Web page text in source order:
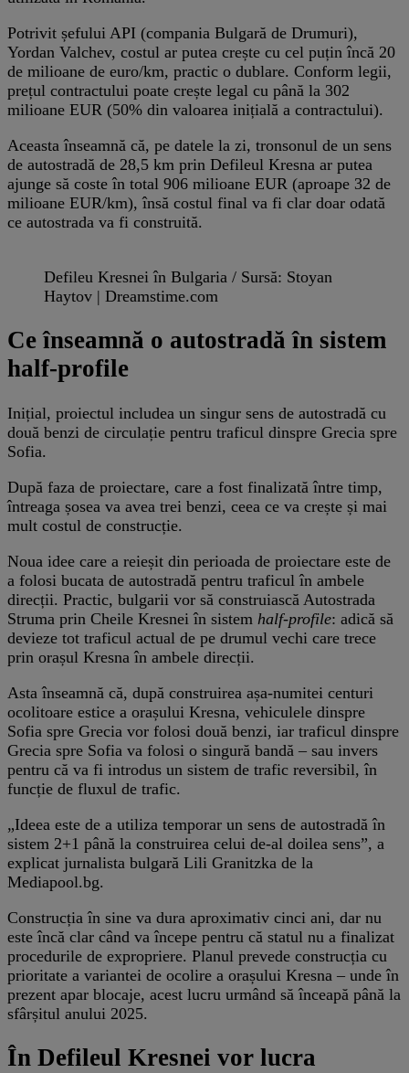
Potrivit șefului API (compania Bulgară de Drumuri),
Yordan Valchev, costul ar putea crește cu cel puțin încă 20
de milioane de euro/km, practic o dublare. Conform legii,
prețul contractului poate crește legal cu până la 302
milioane EUR (50% din valoarea inițială a contractului).
Aceasta înseamnă că, pe datele la zi, tronsonul de un sens
de autostradă de 28,5 km prin Defileul Kresna ar putea
ajunge să coste în total 906 milioane EUR (aproape 32 de
milioane EUR/km), însă costul final va fi clar doar odată
ce autostrada va fi construită.
Defileu Kresnei în Bulgaria / Sursă: Stoyan
Haytov | Dreamstime.com
Ce înseamnă o autostradă în sistem
half-profile
Inițial, proiectul includea un singur sens de autostradă cu
două benzi de circulație pentru traficul dinspre Grecia spre
Sofia.
După faza de proiectare, care a fost finalizată între timp,
întreaga șosea va avea trei benzi, ceea ce va crește și mai
mult costul de construcție.
Noua idee care a reieșit din perioada de proiectare este de
a folosi bucata de autostradă pentru traficul în ambele
direcții. Practic, bulgarii vor să construiască Autostrada
Struma prin Cheile Kresnei în sistem half-profile: adică să
devieze tot traficul actual de pe drumul vechi care trece
prin orașul Kresna în ambele direcții.
Asta înseamnă că, după construirea așa-numitei centuri
ocolitoare estice a orașului Kresna, vehiculele dinspre
Sofia spre Grecia vor folosi două benzi, iar traficul dinspre
Grecia spre Sofia va folosi o singură bandă – sau invers
pentru că va fi introdus un sistem de trafic reversibil, în
funcție de fluxul de trafic.
„Ideea este de a utiliza temporar un sens de autostradă în
sistem 2+1 până la construirea celui de-al doilea sens”, a
explicat jurnalista bulgară Lili Granitzka de la
Mediapool.bg.
Construcția în sine va dura aproximativ cinci ani, dar nu
este încă clar când va începe pentru că statul nu a finalizat
procedurile de expropriere. Planul prevede construcția cu
prioritate a variantei de ocolire a orașului Kresna – unde în
prezent apar blocaje, acest lucru urmând să înceapă până la
sfârșitul anului 2025.
În Defileul Kresnei vor lucra